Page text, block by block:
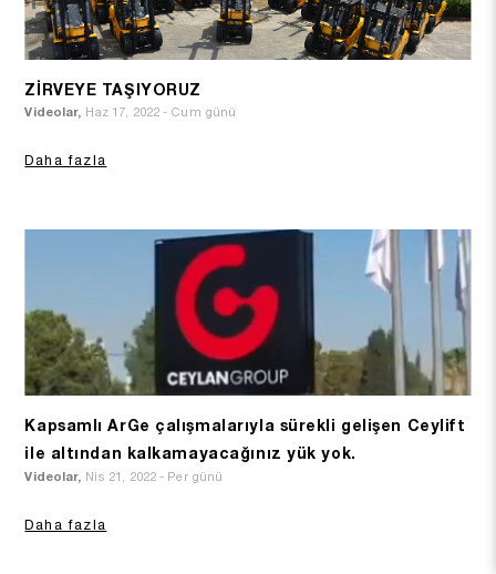
ZİRVEYE TAŞIYORUZ
Videolar, Haz 17, 2022 - Cum günü
Daha fazla
Kapsamlı ArGe çalışmalarıyla sürekli gelişen Ceylift
ile altından kalkamayacağınız yük yok.
Videolar, Nis 21, 2022 - Per günü
Daha fazla